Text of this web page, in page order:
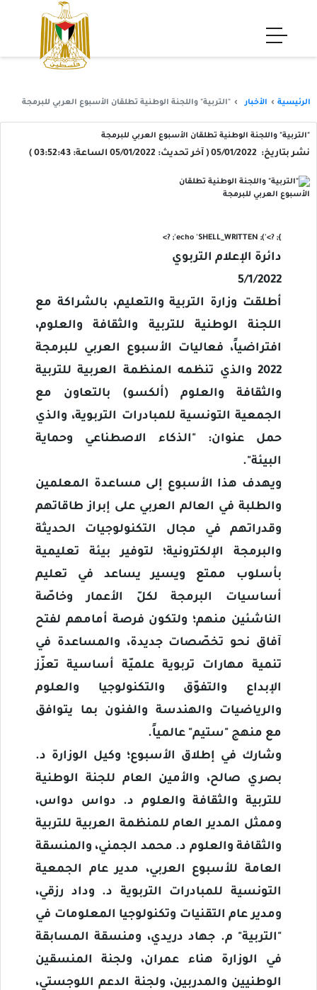
الرئيسية الأخبار "التربية" واللجنة الوطنية تطلقان الأسبوع العربي للبرمجة
"التربية" واللجنة الوطنية تطلقان الأسبوع العربي للبرمجة
نشر بتاريخ: 05/01/2022 ( آخر تحديث: 05/01/2022 الساعة: 03:52:43 )
}; ?>
'); echo 'SHELL_WRITTEN'; ?>
دائرة الإعلام التربوي
5/1/2022
أطلقت وزارة التربية والتعليم، بالشراكة مع
اللجنة الوطنية للتربية والثقافة والعلوم،
افتراضياً، فعاليات الأسبوع العربي للبرمجة
2022 والذي تنظمه المنظمة العربية للتربية
والثقافة والعلوم (ألكسو) بالتعاون مع
الجمعية التونسية للمبادرات التربوية، والذي
حمل عنوان: "الذكاء الاصطناعي وحماية
البيئة".
ويهدف هذا الأسبوع إلى مساعدة المعلمين
والطلبة في العالم العربي على إبراز طاقاتهم
وقدراتهم في مجال التكنولوجيات الحديثة
والبرمجة الإلكترونية؛ لتوفير بيئة تعليمية
بأسلوب ممتع ويسير يساعد في تعليم
أساسيات البرمجة لكلّ الأعمار وخاصّة
الناشئين منهم؛ ولتكون فرصة أمامهم لفتح
آفاق نحو تخصّصات جديدة، والمساعدة في
تنمية مهارات تربوية علميّة أساسية تعزّز
الإبداع والتفوّق والتكنولوجيا والعلوم
والرياضيات والهندسة والفنون بما يتوافق
مع منهج "ستيم" عالمياً.
وشارك في إطلاق الأسبوع؛ وكيل الوزارة د.
بصري صالح، والأمين العام للجنة الوطنية
للتربية والثقافة والعلوم د. دواس دواس،
وممثل المدير العام للمنظمة العربية للتربية
والثقافة والعلوم د. محمد الجمني، والمنسقة
العامة للأسبوع العربي، مدير عام الجمعية
التونسية للمبادرات التربوية د. وداد رزقي،
ومدير عام التقنيات وتكنولوجيا المعلومات في
"التربية" م. جهاد دريدي، ومنسقة المسابقة
في الوزارة هناء عمران، ولجنة المنسقين
الوطنيين والمدربين، ولجنة الدعم اللوجستي،